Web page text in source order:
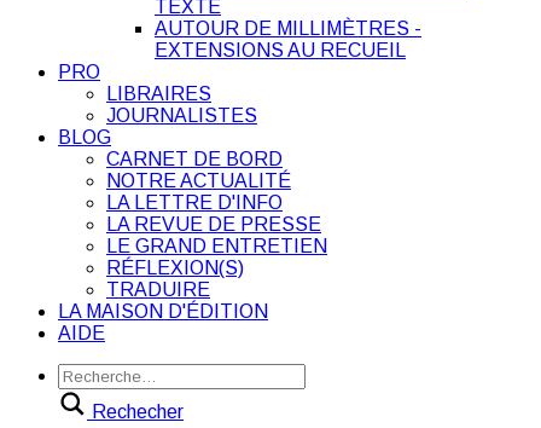
TEXTE
AUTOUR DE MILLIMÈTRES -
EXTENSIONS AU RECUEIL
PRO
LIBRAIRES
JOURNALISTES
BLOG
CARNET DE BORD
NOTRE ACTUALITÉ
LA LETTRE D'INFO
LA REVUE DE PRESSE
LE GRAND ENTRETIEN
RÉFLEXION(S)
TRADUIRE
LA MAISON D'ÉDITION
AIDE
Rechecher